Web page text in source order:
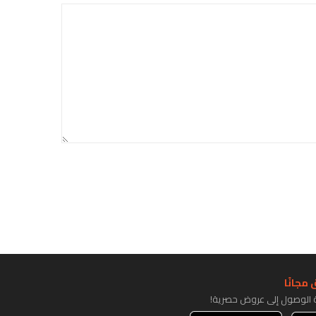
مجانًا
الوصول إلى عروض حصرية!